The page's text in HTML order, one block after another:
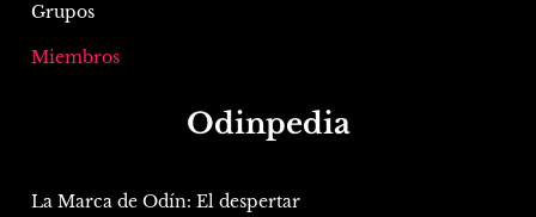
Grupos
Miembros
Odinpedia
La Marca de Odín: El despertar